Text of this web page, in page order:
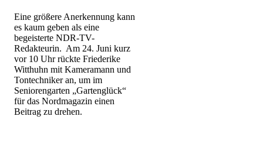
Eine größere Anerkennung kann
es kaum geben als eine
begeisterte NDR-TV-
Redakteurin. Am 24. Juni kurz
vor 10 Uhr rückte Friederike
Witthuhn mit Kameramann und
Tontechniker an, um im
Seniorengarten „Gartenglück“
für das Nordmagazin einen
Beitrag zu drehen.